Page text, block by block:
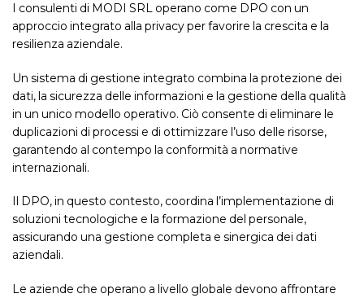
I consulenti di MODI SRL operano come DPO con un
approccio integrato alla privacy per favorire la crescita e la
resilienza aziendale.
Un sistema di gestione integrato combina la protezione dei
dati, la sicurezza delle informazioni e la gestione della qualità
in un unico modello operativo. Ciò consente di eliminare le
duplicazioni di processi e di ottimizzare l’uso delle risorse,
garantendo al contempo la conformità a normative
internazionali.
Il DPO, in questo contesto, coordina l’implementazione di
soluzioni tecnologiche e la formazione del personale,
assicurando una gestione completa e sinergica dei dati
aziendali.
Le aziende che operano a livello globale devono affrontare